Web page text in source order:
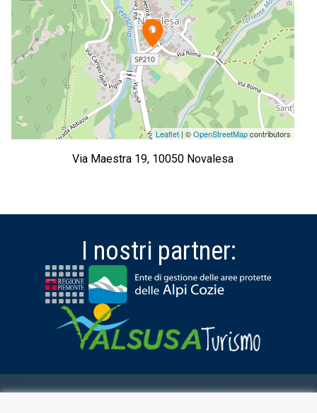
Leaflet| ©OpenStreetMapcontributors
Via Maestra 19, 10050 Novalesa
I nostri partner: